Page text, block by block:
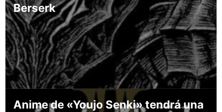
Berserk
Anime de «Youjo Senki» tendrá una